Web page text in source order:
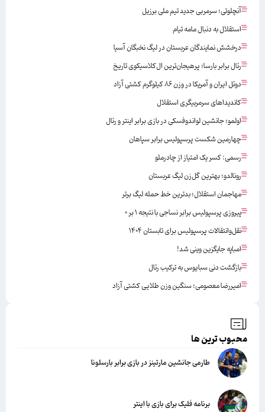
آنچلوتی؛ سرمربی جدید تیم ملی برزیل
استقلال به دنبال مامه تیام
درخشش نمایندگان عربستان در لیگ نخبگان آسیا
رئال برابر بارسا؛ پرهیجان‌‌ترین ال‌کلاسیکوی تاریخ
دوئل ایران و آمریکا در وزن ۸۶ کیلوگرم کشتی آزاد
کاندیداهای سرمربیگری استقلال
اولمو؛ جانشین لواندوفسکی در بازی برابر اینتر و رئال
چهارمین شکست پرسپولیس برابر سپاهان
رسمی: کسر یک امتیاز از چادرملو
رونالدو؛ بهترین گل‌زن لیگ عربستان
مهاجمان استقلال؛ بدترین خط حمله لیگ برتر
پیروزی پرسپولیس برابر نساجی با نتیجه ۱ بر ۰
نقل‌وانتقالات پرسپولیس برای تابستان ۱۴۰۴
امباپه جایگزین وینی شد!
بازگشت دنی سبایوس به ترکیب رئال
امیررضا معصومی؛ سنگین وزن طلایی کشتی آزاد
محبوب ترین ها
طارمی جانشین مارتینز در بازی برابر بارسلونا
برنامه فلیک برای بازی با اینتر